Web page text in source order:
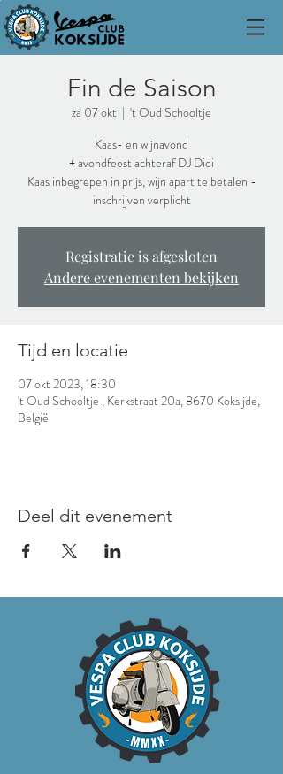
Fin de Saison
za 07 okt
  |
't Oud Schooltje
Kaas- en wijnavond
+ avondfeest achteraf DJ Didi
Kaas inbegrepen in prijs, wijn apart te betalen -
inschrijven verplicht
Registratie is afgesloten
Andere evenementen bekijken
Tijd en locatie
07 okt 2023, 18:30
't Oud Schooltje , Kerkstraat 20a, 8670 Koksijde,
België
Deel dit evenement